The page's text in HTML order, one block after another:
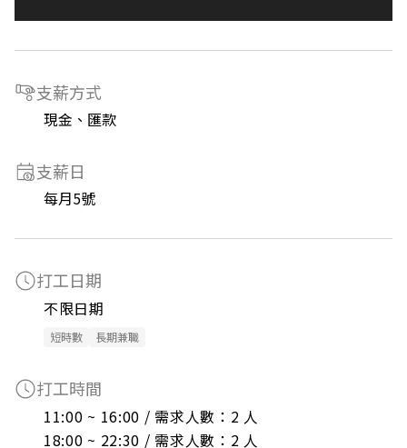
支薪方式
現金、匯款
支薪日
每月5號
打工日期
不限日期
短時數 長期兼職
打工時間
11:00 ~ 16:00 / 需求人數：2 人
18:00 ~ 22:30 / 需求人數：2 人